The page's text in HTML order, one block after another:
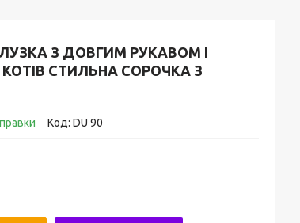
З ДОВГИМ РУКАВОМ І
СТИЛЬНА СОРОЧКА З
Код: DU 90